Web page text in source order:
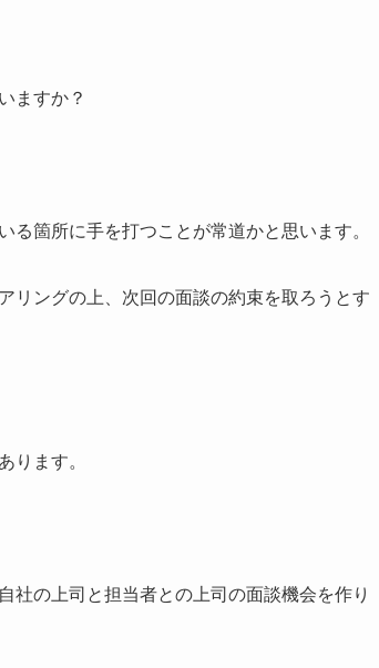
ますか？
箇所に手を打つことが常道かと思います。
リングの上、次回の面談の約束を取ろうとす
ます。
社の上司と担当者との上司の面談機会を作り